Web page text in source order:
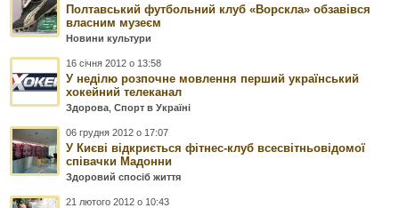
Полтавський футбольний клуб «Ворскла» обзавівся
власним музеєм
Новини культури
16 січня 2012 о 13:58
У неділю розпочне мовлення перший український
хокейний телеканал
Здорова ,Спорт в Україні
06 грудня 2012 о 17:07
У Києві відкриється фітнес-клуб всесвітньовідомої
співачки Мадонни
Здоровий спосіб життя
21 лютого 2012 о 10:43